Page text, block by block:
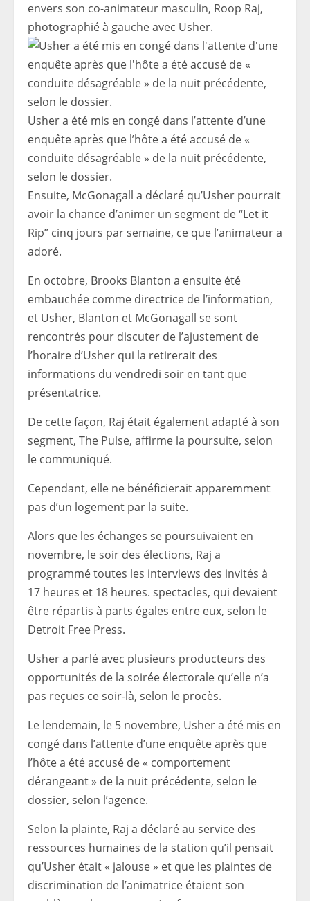
envers son co-animateur masculin, Roop Raj,
photographié à gauche avec Usher.
Usher a été mis en congé dans l’attente d’une
enquête après que l’hôte a été accusé de «
conduite désagréable » de la nuit précédente,
selon le dossier.
Ensuite, McGonagall a déclaré qu’Usher pourrait
avoir la chance d’animer un segment de “Let it
Rip” cinq jours par semaine, ce que l’animateur a
adoré.
En octobre, Brooks Blanton a ensuite été
embauchée comme directrice de l’information,
et Usher, Blanton et McGonagall se sont
rencontrés pour discuter de l’ajustement de
l’horaire d’Usher qui la retirerait des
informations du vendredi soir en tant que
présentatrice.
De cette façon, Raj était également adapté à son
segment, The Pulse, affirme la poursuite, selon
le communiqué.
Cependant, elle ne bénéficierait apparemment
pas d’un logement par la suite.
Alors que les échanges se poursuivaient en
novembre, le soir des élections, Raj a
programmé toutes les interviews des invités à
17 heures et 18 heures. spectacles, qui devaient
être répartis à parts égales entre eux, selon le
Detroit Free Press.
Usher a parlé avec plusieurs producteurs des
opportunités de la soirée électorale qu’elle n’a
pas reçues ce soir-là, selon le procès.
Le lendemain, le 5 novembre, Usher a été mis en
congé dans l’attente d’une enquête après que
l’hôte a été accusé de « comportement
dérangeant » de la nuit précédente, selon le
dossier, selon l’agence.
Selon la plainte, Raj a déclaré au service des
ressources humaines de la station qu’il pensait
qu’Usher était « jalouse » et que les plaintes de
discrimination de l’animatrice étaient son